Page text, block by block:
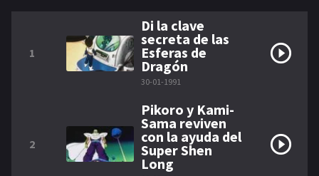
1
Di la clave
secreta de las
Esferas de
Dragón
30-01-1991
2
Pikoro y Kami-
Sama reviven
con la ayuda del
Super Shen
Long